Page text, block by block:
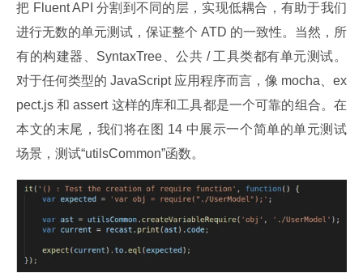
把 Fluent API 分割到不同的层，实现低耦合，有助于我们
进行无数的单元测试，保证整个 ATD 的一致性。当然，所
有的构建器、SyntaxTree、公共 / 工具类都有单元测试。
对于任何类型的 JavaScript 应用程序而言，像 mocha、ex
pect.js 和 assert 这样的库和工具都是一个可靠的组合。在
本文的末尾，我们将在图 14 中展示一个简单的单元测试
场景，测试“utilsCommon”函数。